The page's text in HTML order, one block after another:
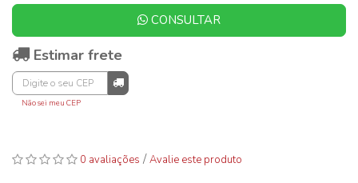
CONSULTAR
Estimar frete
Não sei meu CEP
0 avaliações /Avalie este produto